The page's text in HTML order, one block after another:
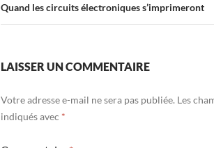
Quand les circuits électroniques s’imprimeront
LAISSER UN COMMENTAIRE
Votre adresse e-mail ne sera pas publiée. Les
indiqués avec *